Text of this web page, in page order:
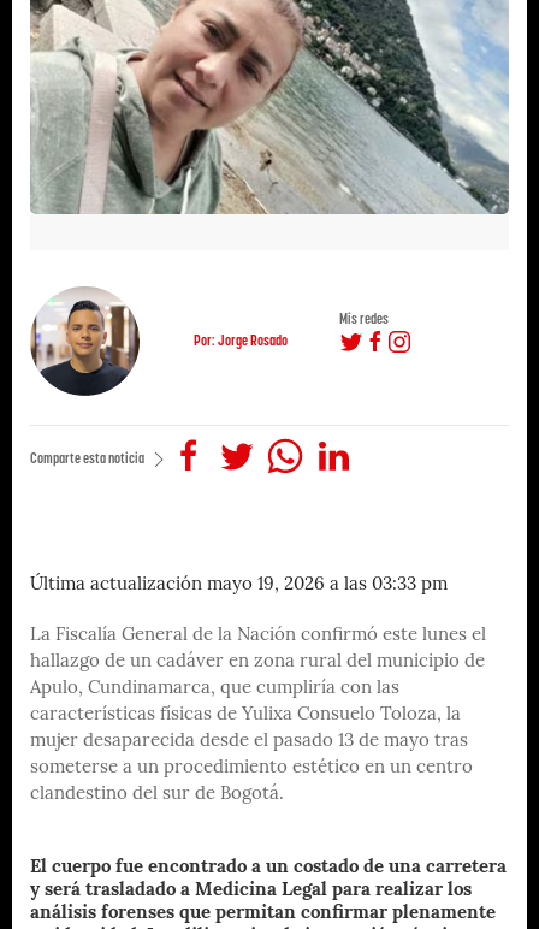
Por: Jorge Rosado
Mis redes
Comparte esta noticia
Última actualización mayo 19, 2026 a las 03:33 pm
La Fiscalía General de la Nación confirmó este lunes el
hallazgo de un cadáver en zona rural del municipio de
Apulo, Cundinamarca, que cumpliría con las
características físicas de Yulixa Consuelo Toloza, la
mujer desaparecida desde el pasado 13 de mayo tras
someterse a un procedimiento estético en un centro
clandestino del sur de Bogotá.
El cuerpo fue encontrado a un costado de una carretera
y será trasladado a Medicina Legal para realizar los
análisis forenses que permitan confirmar plenamente